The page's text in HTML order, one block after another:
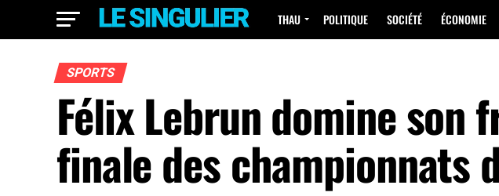
THAU POLITIQUE SOCIÉTÉ ÉCONOMIE
SPORTS
Félix Lebrun domine son
finale des championnats